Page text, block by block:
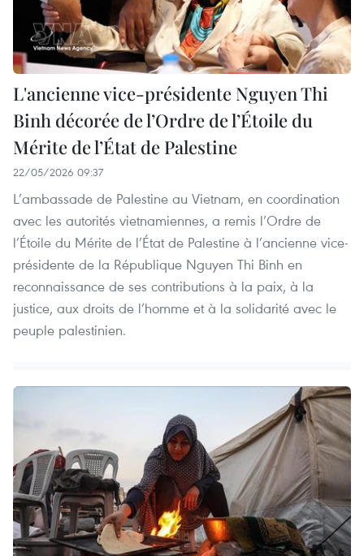
L'ancienne vice-présidente Nguyen Thi
Binh décorée de l’Ordre de l’Étoile du
Mérite de l’État de Palestine
22/05/2026 09:37
L’ambassade de Palestine au Vietnam, en coordination
avec les autorités vietnamiennes, a remis l’Ordre de
l’Étoile du Mérite de l’État de Palestine à l’ancienne vice-
présidente de la République Nguyen Thi Binh en
reconnaissance de ses contributions à la paix, à la
justice, aux droits de l’homme et à la solidarité avec le
peuple palestinien.